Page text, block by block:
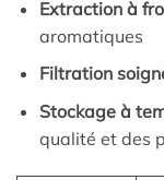
Extraction à
aromatiques
Filtration
Stockage à
qualité et des